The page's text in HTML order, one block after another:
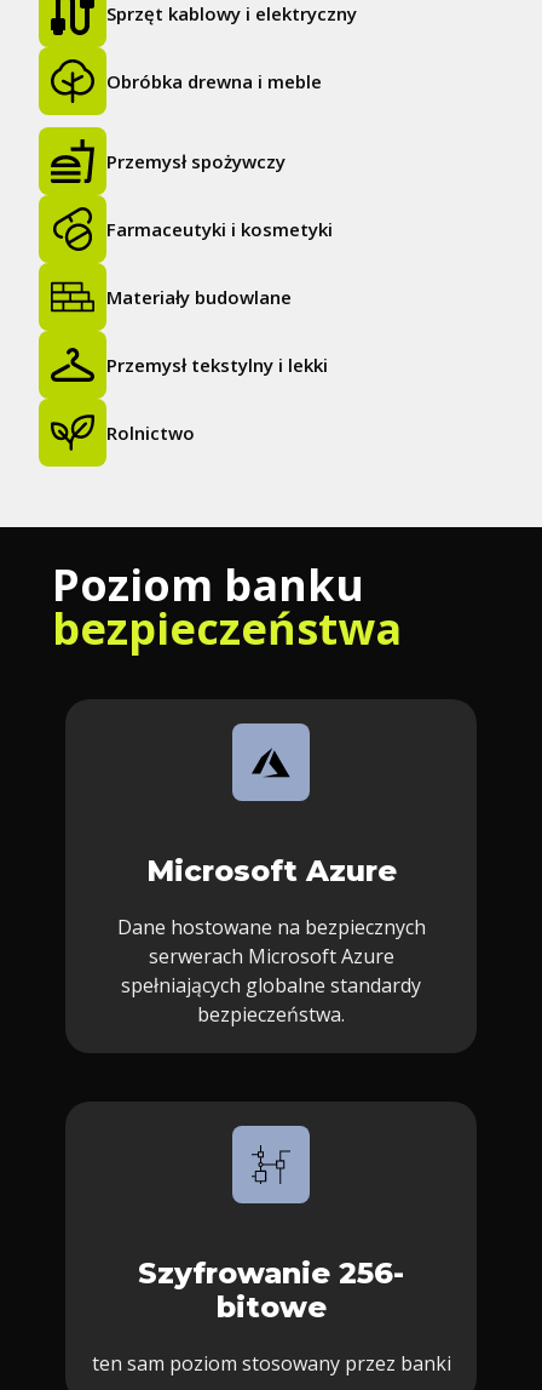
Sprzęt kablowy i elektryczny
Obróbka drewna i meble
Przemysł spożywczy
Farmaceutyki i kosmetyki
Materiały budowlane
Przemysł tekstylny i lekki
Rolnictwo
Poziom banku
bezpieczeństwa
Microsoft Azure
Dane hostowane na bezpiecznych
serwerach Microsoft Azure
spełniających globalne standardy
bezpieczeństwa.
Szyfrowanie 256-
bitowe
ten sam poziom stosowany przez banki